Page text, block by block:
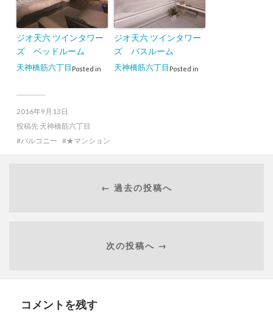
ジオ天六 ツインタワー
ズ ベッドルーム
Posted in
天神橋筋六丁目
ジオ天六 ツインタワー
ズ バスルーム
Posted in
天神橋筋六丁目
2016年9月13日
投稿先 天神橋筋六丁目
バルコニー
★マンション
← 過去の投稿へ
次の投稿へ →
コメントを残す